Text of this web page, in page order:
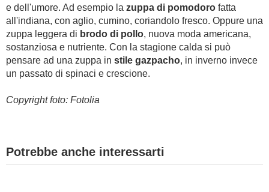
e dell'umore. Ad esempio la zuppa di pomodoro fatta
all'indiana, con aglio, cumino, coriandolo fresco. Oppure una
zuppa leggera di brodo di pollo, nuova moda americana,
sostanziosa e nutriente. Con la stagione calda si può
pensare ad una zuppa in stile gazpacho, in inverno invece
un passato di spinaci e crescione.
Copyright foto: Fotolia
Potrebbe anche interessarti